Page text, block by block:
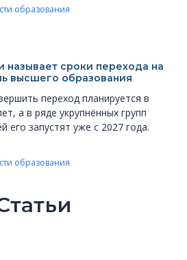
образования
называет сроки перехода на
высшего образования
переход планируется в
а в ряде укрупнённых групп
его запустят уже с 2027 года.
образования